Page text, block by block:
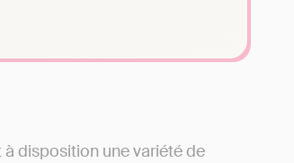
disposition une variété de